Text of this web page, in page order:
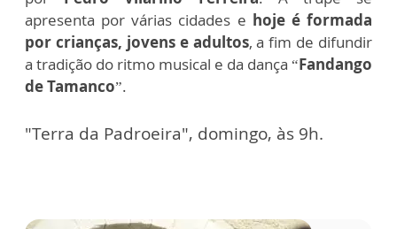
apresenta por várias cidades e hoje é formada
por crianças, jovens e adultos, a fim de difundir
a tradição do ritmo musical e da dança “Fandango
de Tamanco”.
"Terra da Padroeira", domingo, às 9h.